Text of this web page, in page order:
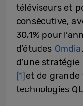
téléviseurs et
consécutive,
30,1% pour
d’études Omdia
d’une
[1] et de grande
technologies